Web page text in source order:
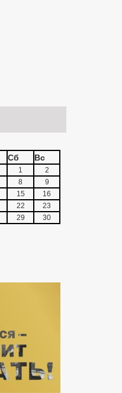
Сб Вс
1
2
8
9
15
16
22
23
29 30